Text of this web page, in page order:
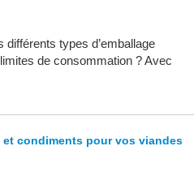
types d’emballage
de consommation ? Avec
condiments pour vos viandes